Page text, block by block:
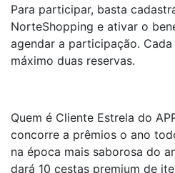
Para participar, basta
NorteShopping e ativar o
agendar a participação.
máximo duas reservas.
Quem é Cliente Estrela do
concorre a prêmios o ano
na época mais saborosa do
dará 10 cestas premium de